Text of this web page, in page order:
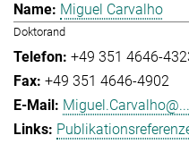
Miguel Carvalho
Doktorand
+49 351 4646-
+49 351 4646-4902
Miguel.Carvalho@...